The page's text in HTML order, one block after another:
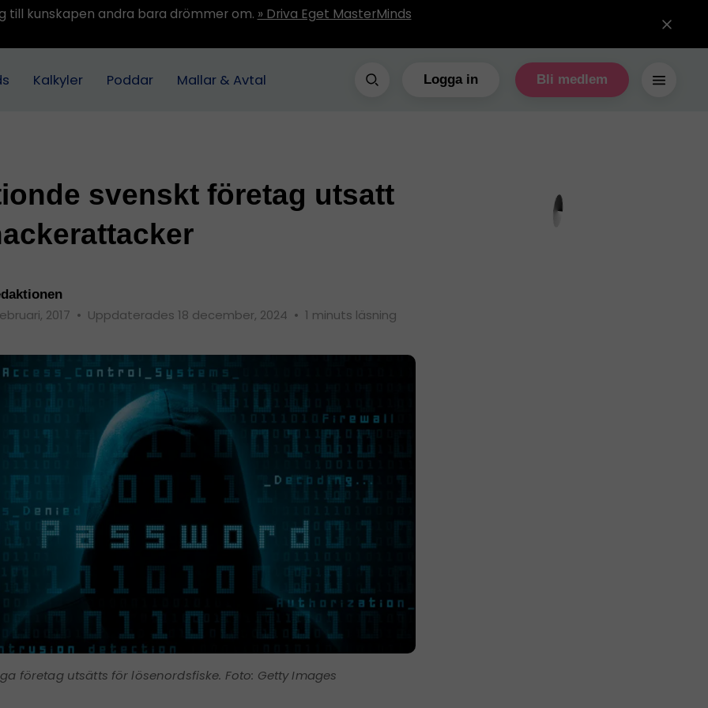
till kunskapen andra bara drömmer om. » Driva Eget MasterMinds
Kalkyler Poddar Mallar & Avtal Logga in Bli medlem
svenskt företag utsatt
2017 • Uppdaterades 18 december, 2024 • 1 minuts läsning
företag utsätts för lösenordsfiske. Foto: Getty Images